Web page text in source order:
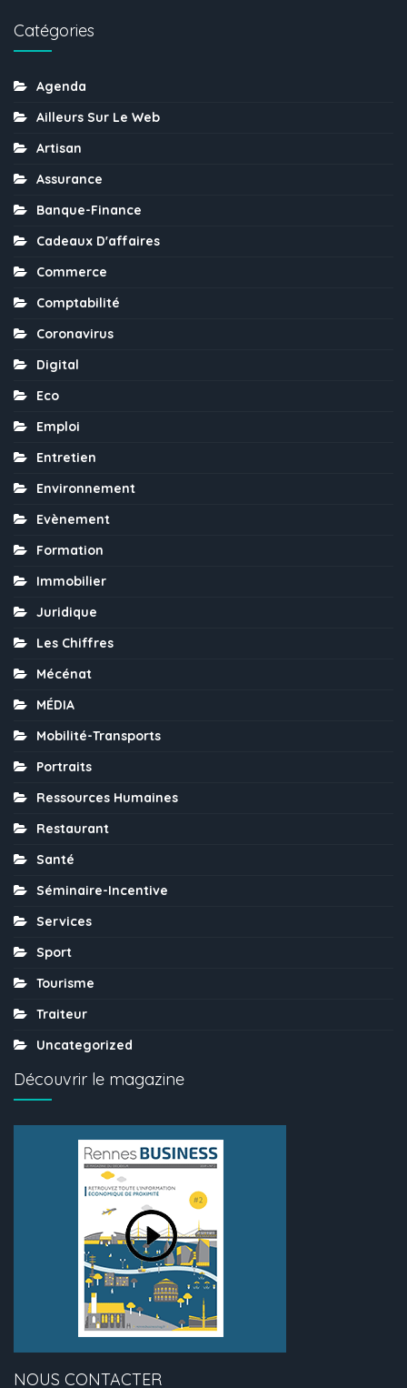
Catégories
Agenda
Ailleurs Sur Le Web
Artisan
Assurance
Banque-Finance
Cadeaux D'affaires
Commerce
Comptabilité
Coronavirus
Digital
Eco
Emploi
Entretien
Environnement
Evènement
Formation
Immobilier
Juridique
Les Chiffres
Mécénat
MÉDIA
Mobilité-Transports
Portraits
Ressources Humaines
Restaurant
Santé
Séminaire-Incentive
Services
Sport
Tourisme
Traiteur
Uncategorized
Découvrir le magazine
NOUS CONTACTER